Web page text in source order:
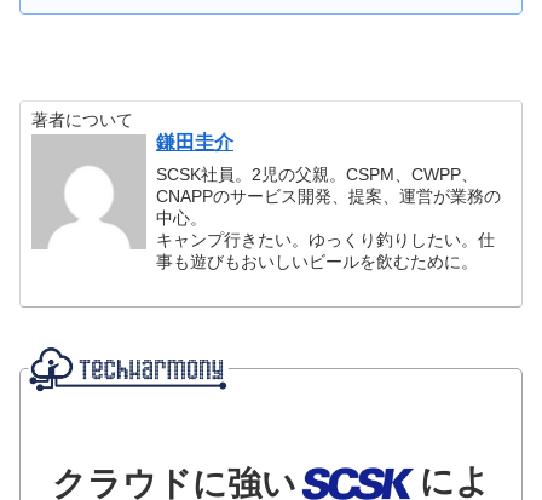
著者について
鎌田圭介
SCSK社員。2児の父親。CSPM、CWPP、
CNAPPのサービス開発、提案、運営が業務の
中心。
キャンプ行きたい。ゆっくり釣りしたい。仕
事も遊びもおいしいビールを飲むために。
クラウドに強い
によ